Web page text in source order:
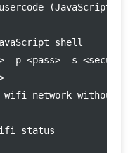
(JavaScript)
shell
-p <pass> -s
network without a
status